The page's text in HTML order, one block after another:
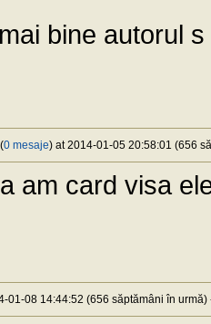
bine autorul
0 mesaje) at 2014-01-05 20:58:01 (656
am card visa
01-08 14:44:52 (656 săptămâni în urmă)